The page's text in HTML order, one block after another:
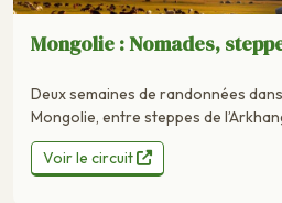
Mongolie : Nomades,
Deux semaines de randonnées
Mongolie, entre steppes de
Voir le circuit